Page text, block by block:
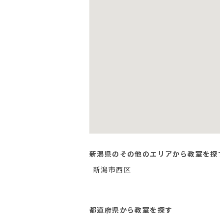
新潟県のその他のエリアから教室を探
新潟市西区
都道府県から教室を探す